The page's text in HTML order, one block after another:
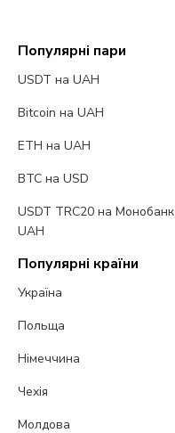
Популярні пари
USDT на UAH
Bitcoin на UAH
ETH на UAH
BTC на USD
USDT TRC20 на Монобанк
UAH
Популярні країни
Україна
Польща
Німеччина
Чехія
Молдова